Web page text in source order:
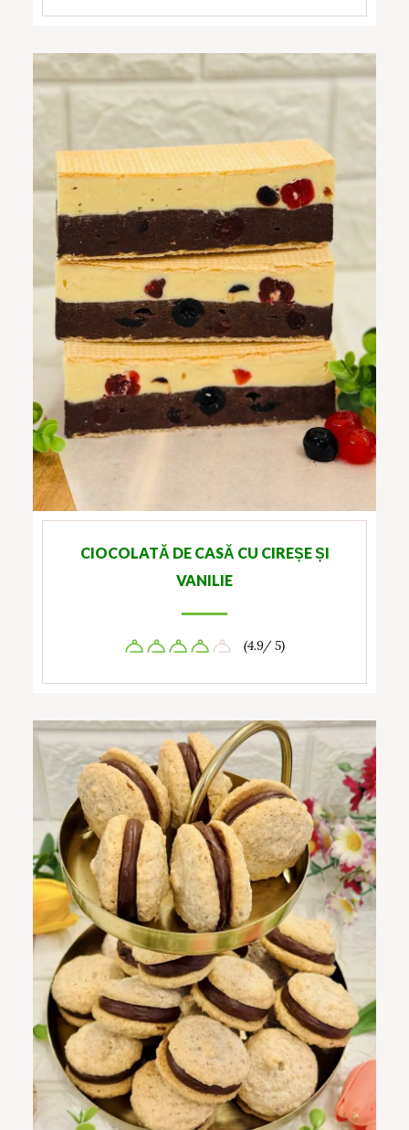
CIOCOLATĂ DE CASĂ CU CIREȘE ȘI
VANILIE
(4.9/ 5)